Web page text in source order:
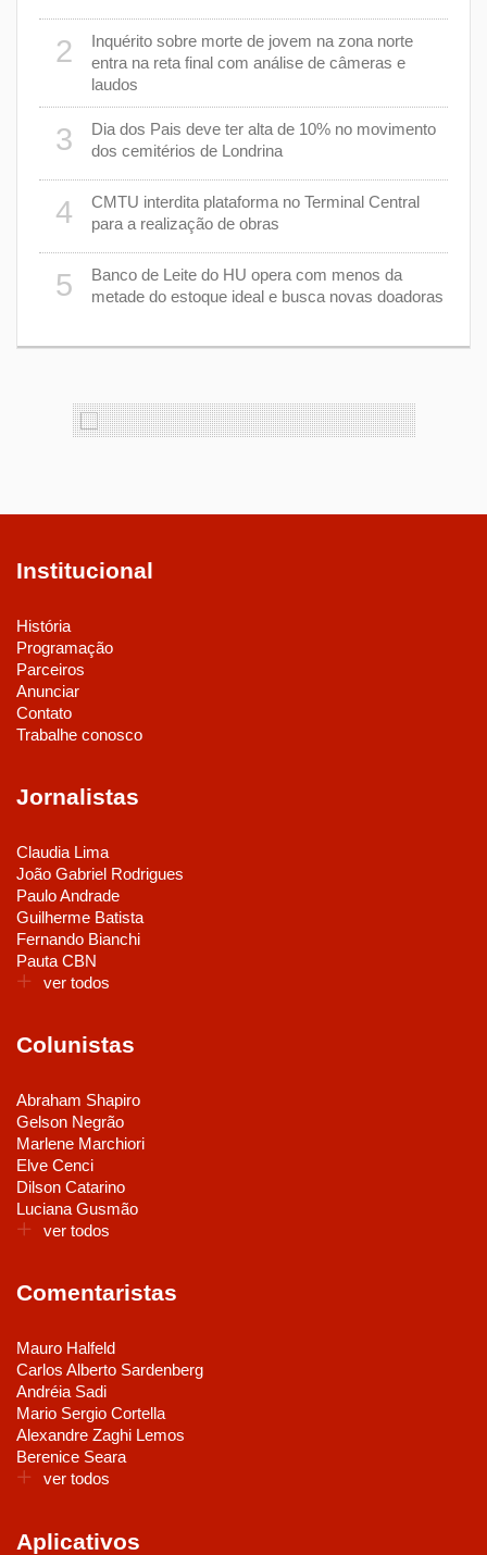
2
Inquérito sobre morte de jovem na zona norte
entra na reta final com análise de câmeras e
laudos
3
Dia dos Pais deve ter alta de 10% no movimento
dos cemitérios de Londrina
4
CMTU interdita plataforma no Terminal Central
para a realização de obras
5
Banco de Leite do HU opera com menos da
metade do estoque ideal e busca novas doadoras
Institucional
História
Programação
Parceiros
Anunciar
Contato
Trabalhe conosco
Jornalistas
Claudia Lima
João Gabriel Rodrigues
Paulo Andrade
Guilherme Batista
Fernando Bianchi
Pauta CBN
ver todos
Colunistas
Abraham Shapiro
Gelson Negrão
Marlene Marchiori
Elve Cenci
Dilson Catarino
Luciana Gusmão
ver todos
Comentaristas
Mauro Halfeld
Carlos Alberto Sardenberg
Andréia Sadi
Mario Sergio Cortella
Alexandre Zaghi Lemos
Berenice Seara
ver todos
Aplicativos